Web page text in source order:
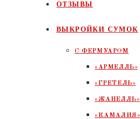
ОТЗЫВЫ
ВЫКРОЙКИ СУМОК
С ФЕРМУАРОМ
«АРМЕЛЛЬ»
«ГРЕТЕЛЬ»
«ЖАНЕЛЛЬ»
«КАМАЛИЯ»